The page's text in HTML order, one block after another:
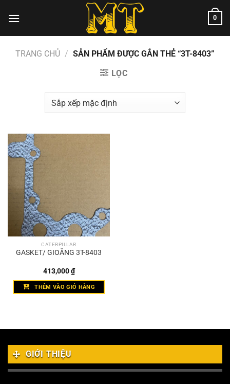
đến
0
TRANG CHỦ / SẢN PHẨM ĐƯỢC GẮN THẺ “3T-8403”
LỌC
CATERPILLAR
GASKET/ GIOĂNG 3T-8403
413,000₫
THÊM VÀO GIỎ HÀNG
GIỚI THIỆU